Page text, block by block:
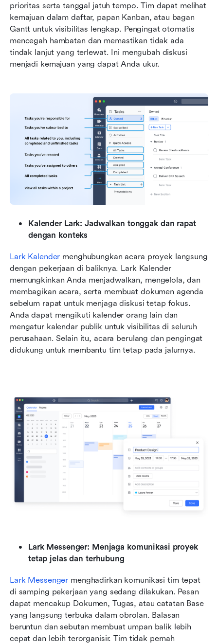
prioritas serta tanggal jatuh tempo. Tim dapat melihat
kemajuan dalam daftar, papan Kanban, atau bagan
Gantt untuk visibilitas lengkap. Pengingat otomatis
mencegah hambatan dan memastikan tidak ada
tindak lanjut yang terlewat. Ini mengubah diskusi
menjadi kemajuan yang dapat Anda ukur.
Kalender Lark: Jadwalkan tonggak dan rapat
dengan konteks
Lark Kalender menghubungkan acara proyek langsung
dengan pekerjaan di baliknya. Lark Kalender
memungkinkan Anda menjadwalkan, mengelola, dan
membagikan acara, serta membuat dokumen agenda
sebelum rapat untuk menjaga diskusi tetap fokus.
Anda dapat mengikuti kalender orang lain dan
mengatur kalendar publik untuk visibilitas di seluruh
perusahaan. Selain itu, acara berulang dan pengingat
didukung untuk membantu tim tetap pada jalurnya.
Lark Messenger: Menjaga komunikasi proyek
tetap jelas dan terhubung
Lark Messenger menghadirkan komunikasi tim tepat
di samping pekerjaan yang sedang dilakukan. Pesan
dapat mencakup Dokumen, Tugas, atau catatan Base
yang langsung terbuka dalam obrolan. Balasan
beruntun dan sebutan membuat umpan balik lebih
cepat dan lebih terorganisir. Tim tidak pernah